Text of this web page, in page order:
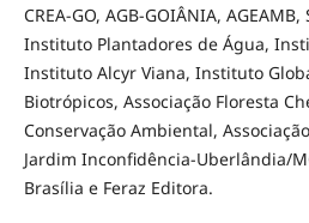
CREA-GO, AGB-GOIÂNIA, AGEAMB,
Instituto Plantadores de Água,
Instituto Alcyr Viana, Instituto
Biotrópicos, Associação Floresta
Conservação Ambiental,
Jardim Inconfidência-Uberlândia/
Brasília e Feraz Editora.